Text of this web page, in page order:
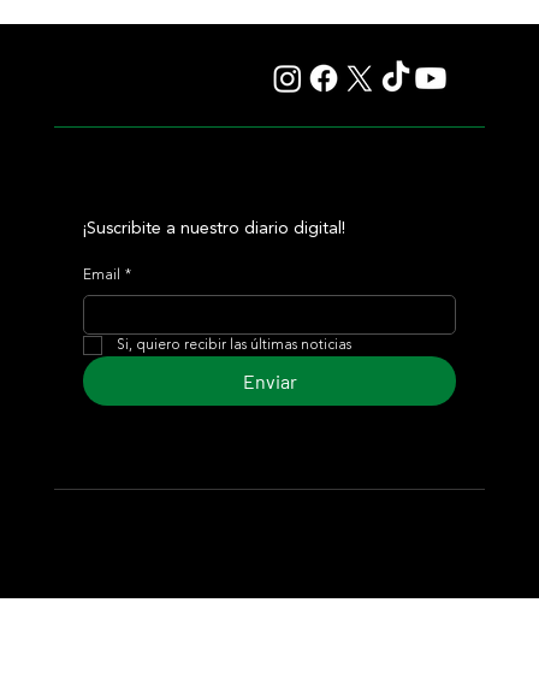
¡Suscribite a nuestro diario digital!
Email *
Si, quiero recibir las últimas noticias
Enviar